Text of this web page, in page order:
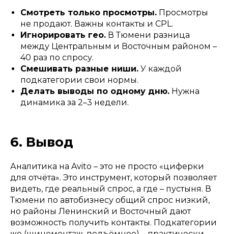
Смотреть только просмотры. Просмотры
не продают. Важны контакты и CPL.
Игнорировать гео. В Тюмени разница
между Центральным и Восточным районом –
40 раз по спросу.
Смешивать разные ниши. У каждой
подкатегории свои нормы.
Делать выводы по одному дню. Нужна
динамика за 2–3 недели.
6. Вывод
Аналитика на Avito – это не просто «циферки
для отчёта». Это инструмент, который позволяет
видеть, где реальный спрос, а где – пустыня. В
Тюмени по автобизнесу общий спрос низкий,
но районы Ленинский и Восточный дают
возможность получить контакты. Подкатегории